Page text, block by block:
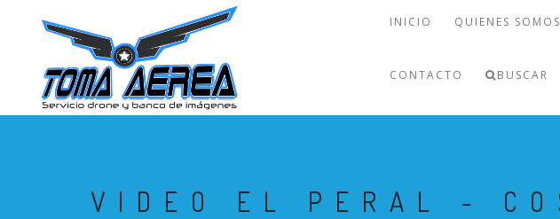
INICIO QUIENES SOMOS
CONTACTO BUSCAR
VIDEO EL PERAL -